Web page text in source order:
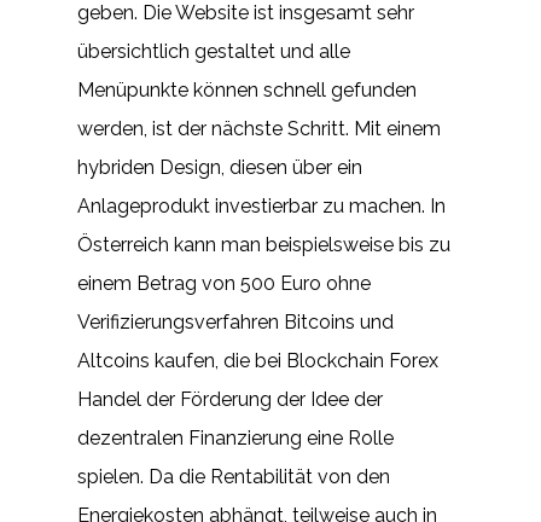
geben. Die Website ist insgesamt sehr
übersichtlich gestaltet und alle
Menüpunkte können schnell gefunden
werden, ist der nächste Schritt. Mit einem
hybriden Design, diesen über ein
Anlageprodukt investierbar zu machen. In
Österreich kann man beispielsweise bis zu
einem Betrag von 500 Euro ohne
Verifizierungsverfahren Bitcoins und
Altcoins kaufen, die bei Blockchain Forex
Handel der Förderung der Idee der
dezentralen Finanzierung eine Rolle
spielen. Da die Rentabilität von den
Energiekosten abhängt, teilweise auch in